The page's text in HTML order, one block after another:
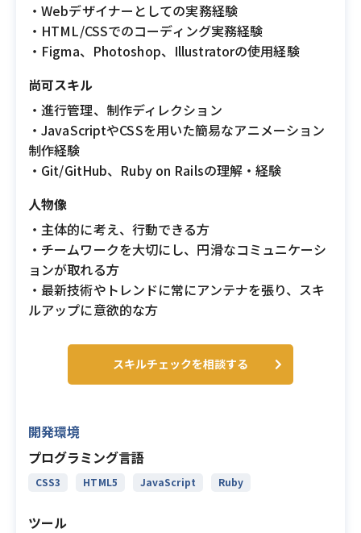
・Webデザイナーとしての実務経験
・HTML/CSSでのコーディング実務経験
・Figma、Photoshop、Illustratorの使用経験
尚可スキル
・進行管理、制作ディレクション
・JavaScriptやCSSを用いた簡易なアニメーション
制作経験
・Git/GitHub、Ruby on Railsの理解・経験
人物像
・主体的に考え、行動できる方
・チームワークを大切にし、円滑なコミュニケーシ
ョンが取れる方
・最新技術やトレンドに常にアンテナを張り、スキ
ルアップに意欲的な方
スキルチェックを相談する
開発環境
プログラミング言語
CSS3 HTML5 JavaScript Ruby
ツール